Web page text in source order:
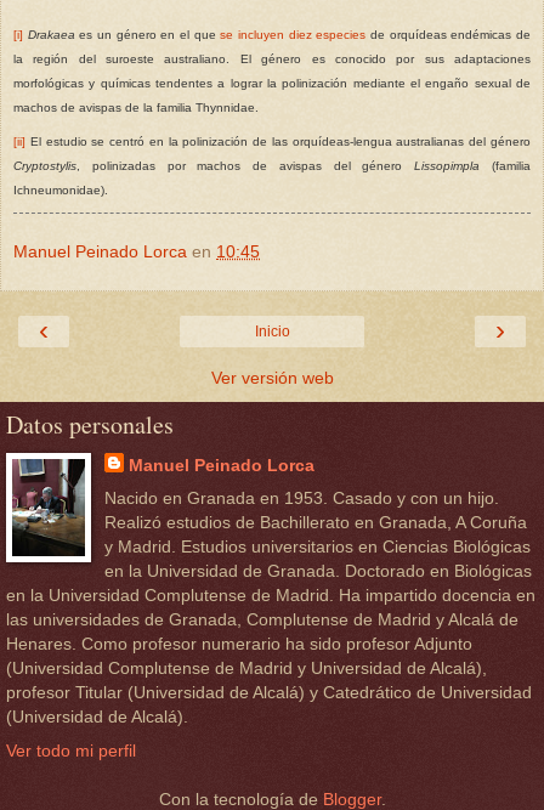
[i] Drakaea es un género en el quese incluyen diez especies de orquídeas endémicas de
la región del suroeste australiano. El género es conocido por sus adaptaciones
morfológicas y químicas tendentes a lograr la polinización mediante el engaño sexual de
machos de avispas de la familia Thynnidae.
[ii] El estudio se centró en la polinización de las orquídeas-lengua australianas del género
Cryptostylis , polinizadas por machos de avispas del géneroLissopimpla
(familia
Ichneumonidae).
Manuel Peinado Lorca en 10:45
‹ ›
Inicio
Ver versión web
Datos personales
Manuel Peinado Lorca
Nacido en Granada en 1953. Casado y con un hijo.
Realizó estudios de Bachillerato en Granada, A Coruña
y Madrid. Estudios universitarios en Ciencias Biológicas
en la Universidad de Granada. Doctorado en Biológicas
en la Universidad Complutense de Madrid. Ha impartido docencia en
las universidades de Granada, Complutense de Madrid y Alcalá de
Henares. Como profesor numerario ha sido profesor Adjunto
(Universidad Complutense de Madrid y Universidad de Alcalá),
profesor Titular (Universidad de Alcalá) y Catedrático de Universidad
(Universidad de Alcalá).
Ver todo mi perfil
Con la tecnología de Blogger.